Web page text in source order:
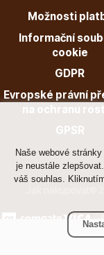
Naše webové
je neustále
váš souhlas.
Plazivé rostliny
Popínavé
Možnosti
Informační
cookie
GDPR
Evropské právní
na ochranu
GPSR
©